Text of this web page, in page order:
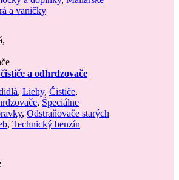
a vaničky
a odhrdzovače
, Liehy, Čističe,
, Špeciálne
, Odstraňovače starých
, Technický benzín